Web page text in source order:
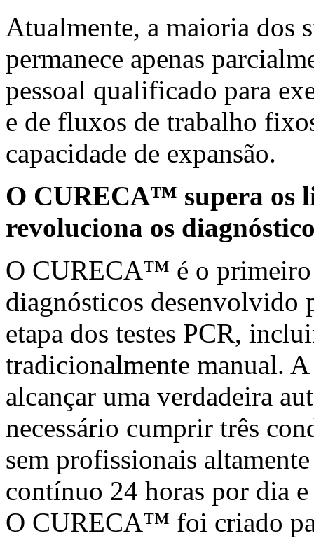
Atualmente, a maioria dos
permanece apenas
pessoal qualificado para
e de fluxos de trabalho
capacidade de expansão.
O CURECA™ supera os
revoluciona os
O CURECA™ é o primeiro
diagnósticos desenvolvido
etapa dos testes PCR,
tradicionalmente manual. A
alcançar uma verdadeira
necessário cumprir três
sem profissionais
contínuo 24 horas por dia
O CURECA™ foi criado